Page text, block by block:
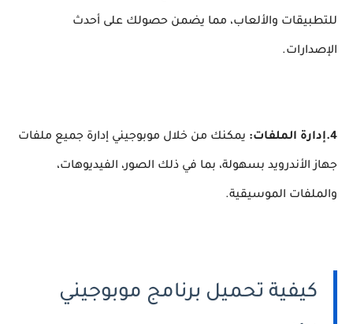
للتطبيقات والألعاب، مما يضمن حصولك على أحدث
الإصدارات.
4.إدارة الملفات: يمكنك من خلال موبوجيني إدارة جميع ملفات
جهاز الأندرويد بسهولة، بما في ذلك الصور، الفيديوهات،
والملفات الموسيقية.
كيفية تحميل برنامج موبوجيني